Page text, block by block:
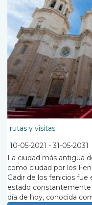
05:30
Canal
(Informativos
07:30
Noticias
08:30
La levantá
(Religiosos,
09:30
El Mirador -
(Información
rutas y visitas
10-05-2021 - 31-05-2031
La ciudad más antigua
como ciudad por los
Gadir de los fenicios fue
estado
día de hoy, conocida